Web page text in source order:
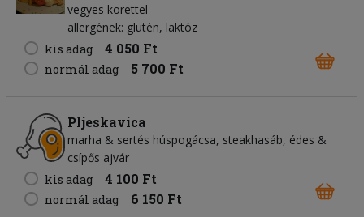
vegyes körettel
allergének: glutén, laktóz
kis adag
4 050 Ft
normál adag 5 700 Ft
Pljeskavica
marha & sertés húspogácsa, steakhasáb, édes &
csípős ajvár
kis adag
4 100 Ft
normál adag 6 150 Ft